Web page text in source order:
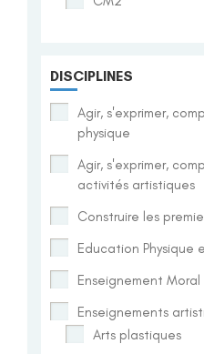
DISCIPLINES
Agir, s'exprimer,
physique
Agir, s'exprimer,
activités artistiques
Construire les
Education Physique
Enseignement
Enseignements
Arts plastiques